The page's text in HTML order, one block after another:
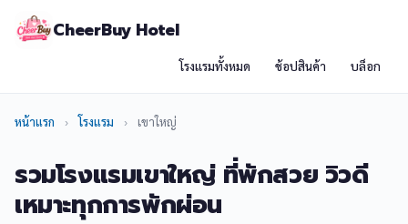
CheerBuy Hotel
โรงแรมทั้งหมด ช้อปสินค้า บล็อก
หน้าแรก › โรงแรม › เขาใหญ่
รวมโรงแรมเขาใหญ่ ที่พักสวย วิวดี
เหมาะทุกการพักผ่อน